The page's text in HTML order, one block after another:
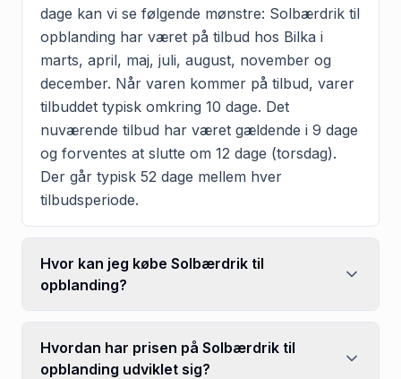
dage kan vi se følgende mønstre: Solbærdrik til
opblanding har været på tilbud hos Bilka i
marts, april, maj, juli, august, november og
december. Når varen kommer på tilbud, varer
tilbuddet typisk omkring 10 dage. Det
nuværende tilbud har været gældende i 9 dage
og forventes at slutte om 12 dage (torsdag).
Der går typisk 52 dage mellem hver
tilbudsperiode.
Hvor kan jeg købe Solbærdrik til
opblanding?
Hvordan har prisen på Solbærdrik til
opblanding udviklet sig?